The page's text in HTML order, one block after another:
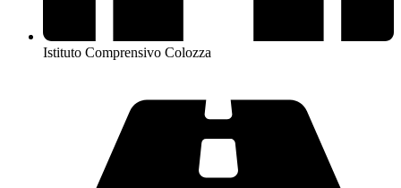
Istituto Comprensivo Colozza